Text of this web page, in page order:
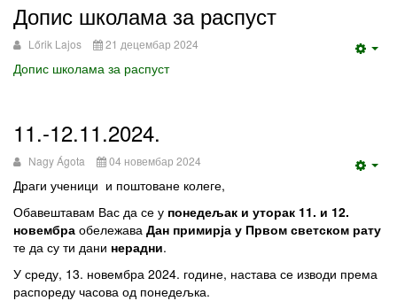
Допис школама за распуст
Lőrik Lajos 21 децембар 2024
Допис школама за распуст
11.-12.11.2024.
Nagy Ágota 04 новембар 2024
Драги ученици и поштоване колеге,
Обавештавам Вас да се у понедељак и уторак 11. и 12.
новембра обележава Дан примирја у Првом светском рату
те да су ти дани нерадни.
У среду, 13. новембра 2024. године, настава се изводи према
распореду часова од понедељка.